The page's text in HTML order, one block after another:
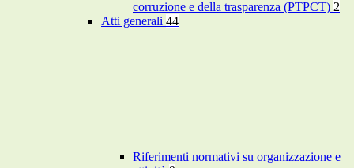
corruzione e della trasparenza (PTPCT) 2
Atti generali 44
Riferimenti normativi su organizzazione e